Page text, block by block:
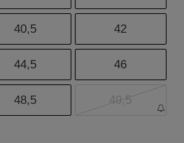
40,5 42
44,5 46
48,5 49,5